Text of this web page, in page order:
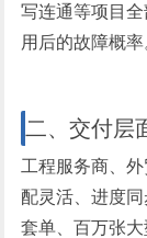
写连通等项目
用后的故障概率
二、交付层
工程服务商、
配灵活、进度
套单、百万张